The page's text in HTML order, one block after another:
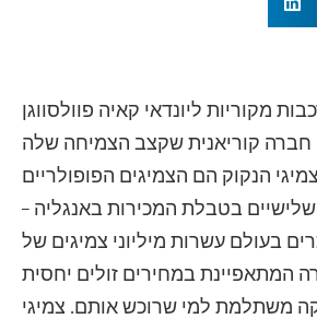
מקוריות ליונדאי קאיה פוולסווגן
חברה קוריאנית שקצב הצמיחה שלה
הנקוק הם הצמיגים הפופולריים
בטבלת המכירות באנגליה –
בעולם עשרות מיליוני צמיגים של
המתאפיינת במחירים זולים יחסית
משתלמת למי שרוכש אותם. צמיגי